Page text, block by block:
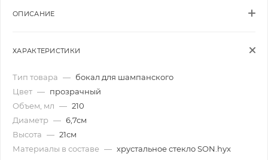
ОПИСАНИЕ
ХАРАКТЕРИСТИКИ
Тип товара — бокал для шампанского
Цвет — прозрачный
Объем, мл — 210
Диаметр — 6,7см
Высота — 21см
Материалы в составе — хрустальное стекло SON.hyx